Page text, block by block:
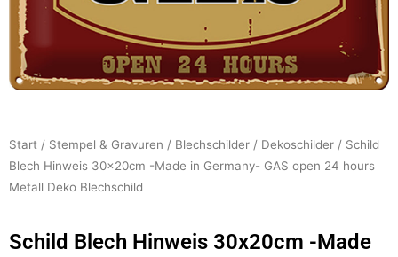
Start / Stempel & Gravuren / Blechschilder / Dekoschilder / Schild
Blech Hinweis 30x20cm -Made in Germany- GAS open 24 hours
Metall Deko Blechschild
Schild Blech Hinweis 30x20cm -Made